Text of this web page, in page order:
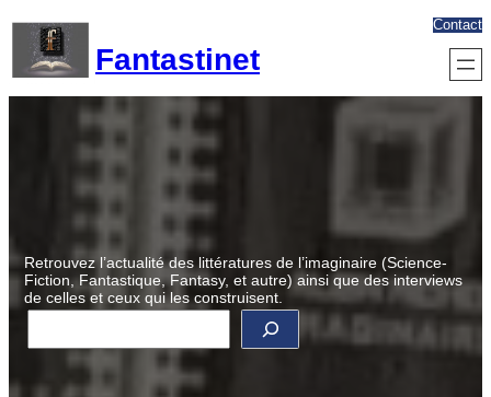
contenu
Fantastinet
Contact
Retrouvez l’actualité des littératures de l’imaginaire (Science-
Fiction, Fantastique, Fantasy, et autre) ainsi que des interviews
de celles et ceux qui les construisent.
R
c